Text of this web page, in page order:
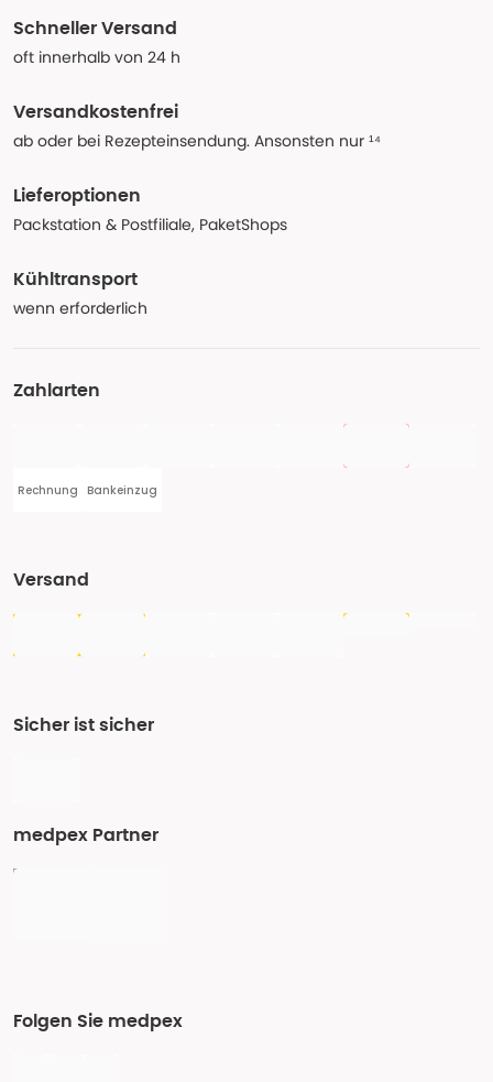
Schneller Versand
oft innerhalb von 24 h
Versandkostenfrei
ab oder bei Rezepteinsendung. Ansonsten nur ¹⁴
Lieferoptionen
Packstation & Postfiliale, PaketShops
Kühltransport
wenn erforderlich
Zahlarten
Rechnung Bankeinzug
Versand
Sicher ist sicher
medpex Partner
Folgen Sie medpex